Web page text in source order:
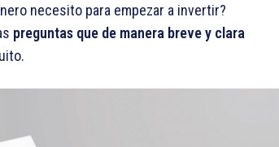
necesito para empezar a invertir?
preguntas que de manera breve y clara